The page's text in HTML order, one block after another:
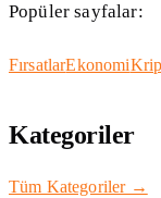
Popüler sayfalar:
FırsatlarEkonomi
Kategoriler
Tüm Kategoriler →